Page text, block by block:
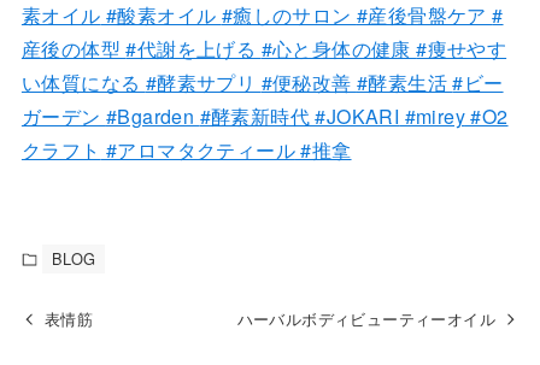
素オイル #酸素オイル #癒しのサロン #産後骨盤ケア#
産後の体型#代謝を上げる #心と身体の健康#痩せやす
い体質になる #酵素サプリ #便秘改善 #酵素生活#ビー
ガーデン #Bgarden #酵素新時代#JOKARI #mirey#O2
クラフト #アロマタクティール#推拿
BLOG
表情筋 ハーバルボディビューティーオイル